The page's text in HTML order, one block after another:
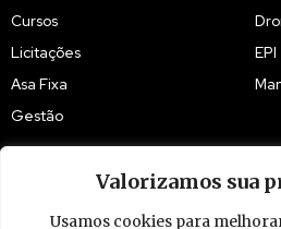
Valorizamos sua
Usamos cookies para
Cursos
Licitações
Asa Fixa
Gestão
EPI